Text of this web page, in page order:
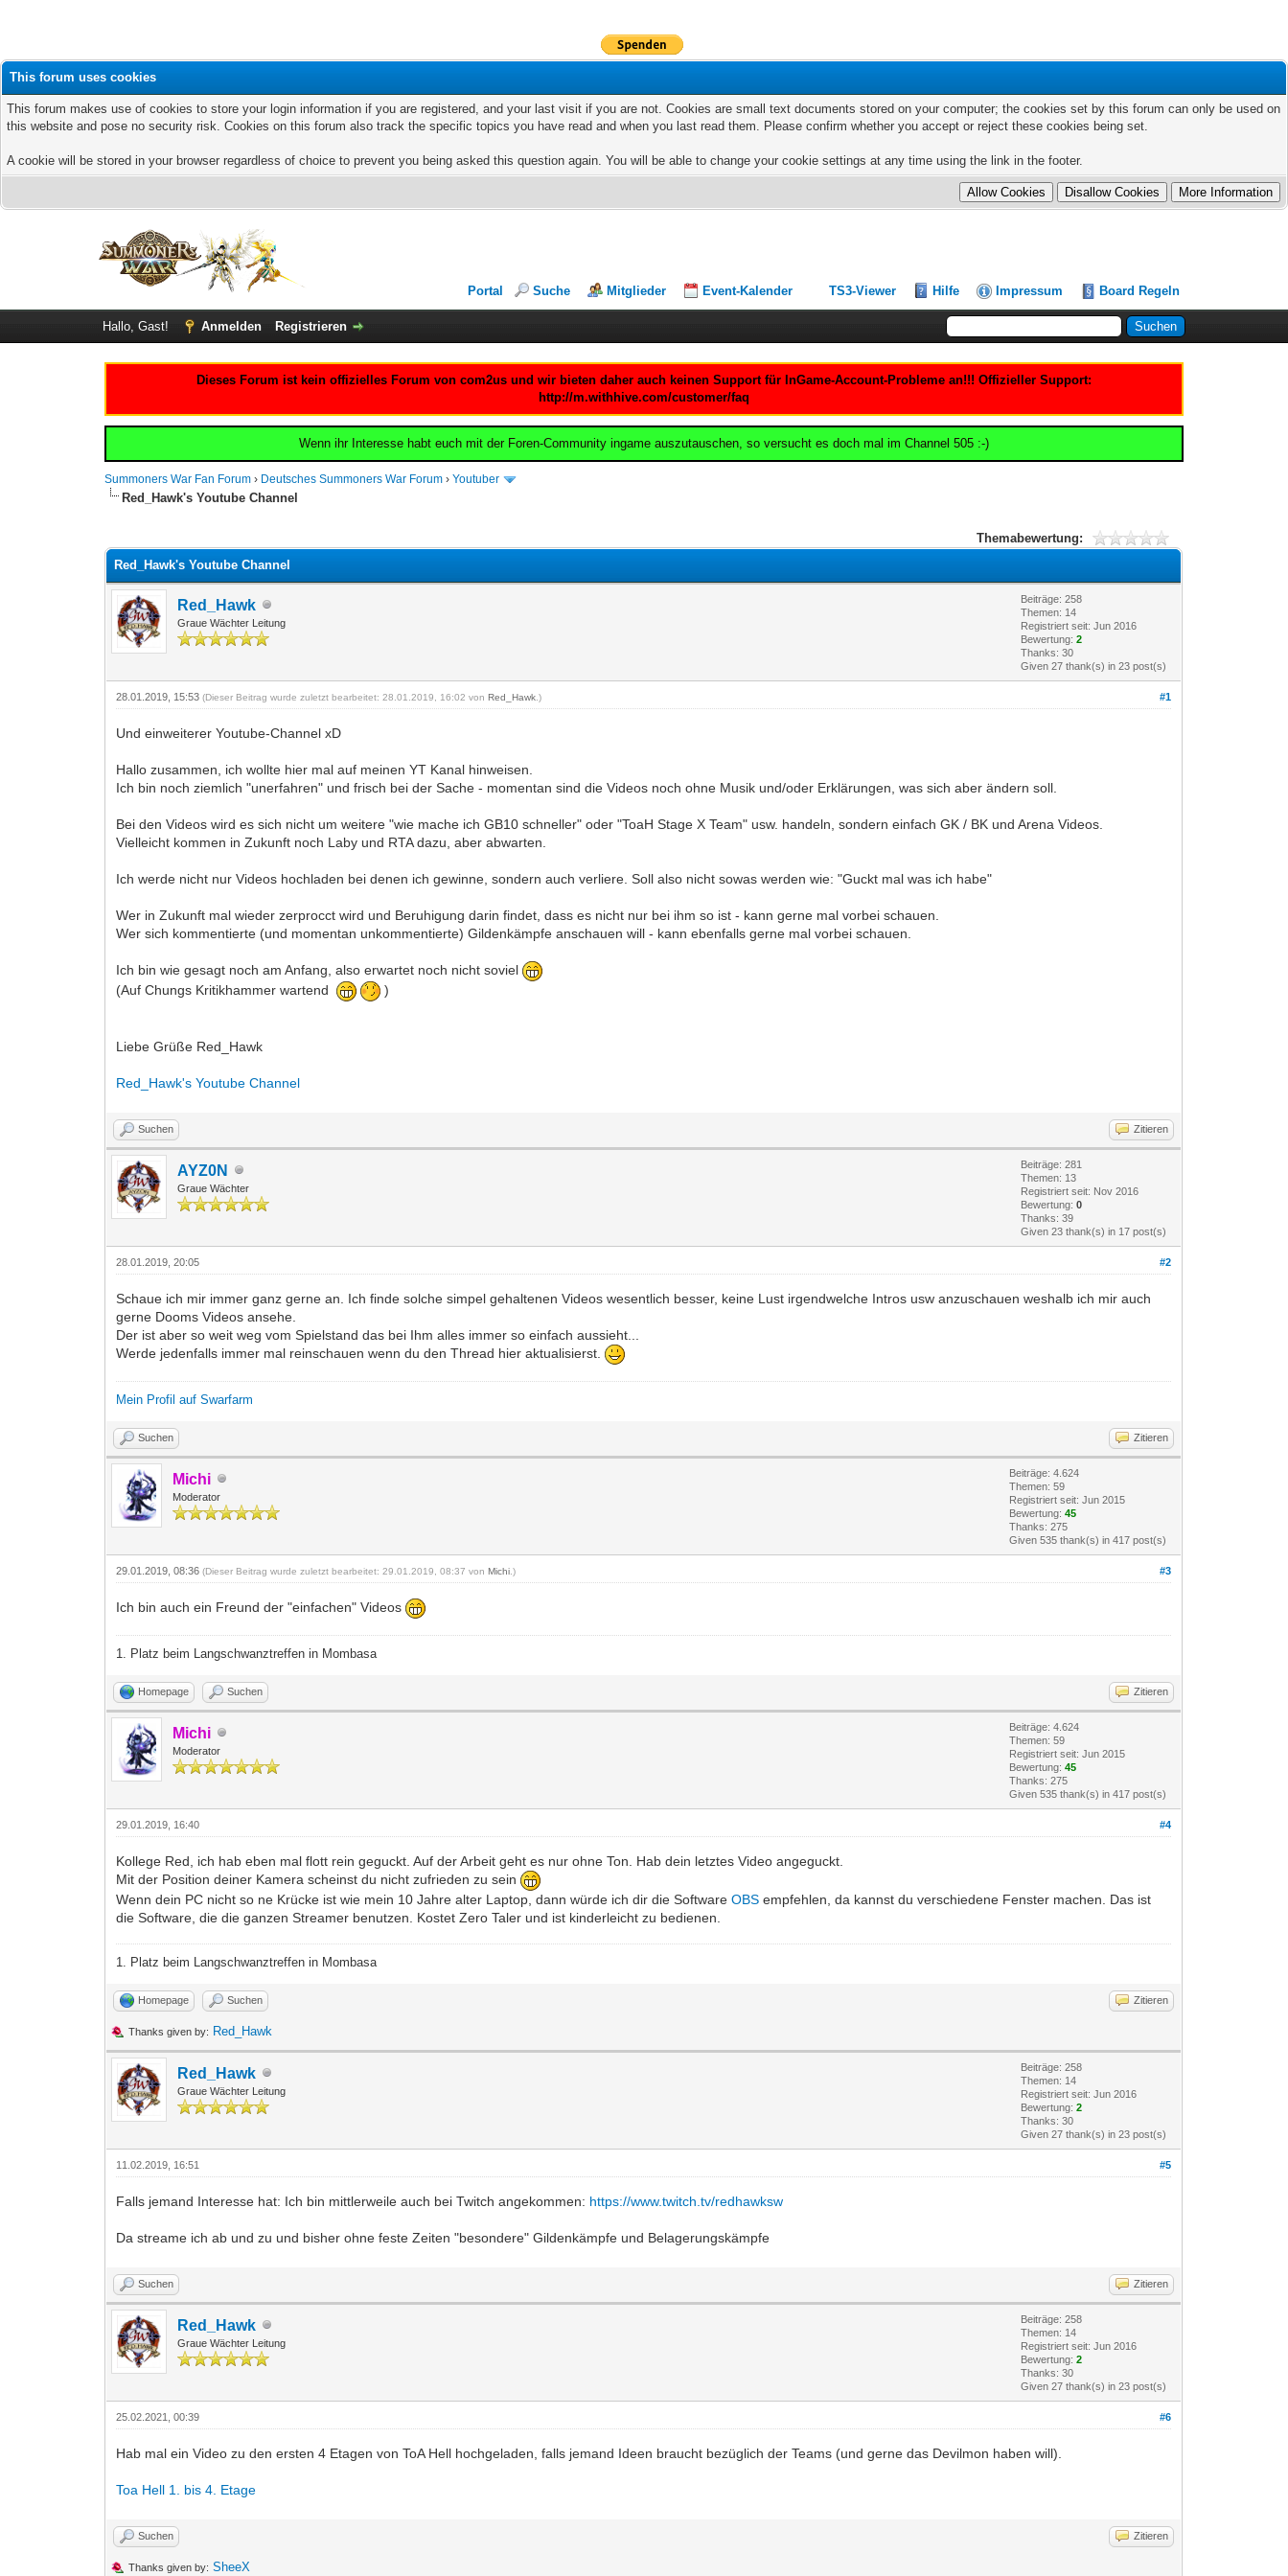
This forum uses cookies
This forum makes use of cookies to store your login information if you are registered, and your last visit if you are not. Cookies are small text documents stored on your computer; the cookies set by this forum can only be used on
this website and pose no security risk. Cookies on this forum also track the specific topics you have read and when you last read them. Please confirm whether you accept or reject these cookies being set.
A cookie will be stored in your browser regardless of choice to prevent you being asked this question again. You will be able to change your cookie settings at any time using the link in the footer.
Portal Suche Mitglieder Event-Kalender TS3-Viewer Hilfe Impressum Board Regeln
Hallo, Gast! Anmelden Registrieren
Dieses Forum ist kein offizielles Forum von com2us und wir bieten daher auch keinen Support für InGame-Account-Probleme an!!! Offizieller Support:
http://m.withhive.com/customer/faq
Wenn ihr Interesse habt euch mit der Foren-Community ingame auszutauschen, so versucht es doch mal im Channel 505 :-)
Summoners War Fan Forum › Deutsches Summoners War Forum ›Youtuber
Red_Hawk's Youtube Channel
Themabewertung:
Red_Hawk's Youtube Channel
Red_Hawk
Graue Wächter Leitung
Beiträge: 258
Themen: 14
Registriert seit: Jun 2016
Bewertung:2
Thanks: 30
Given 27 thank(s) in 23 post(s)
#1
28.01.2019, 15:53(Dieser Beitrag wurde zuletzt bearbeitet: 28.01.2019, 16:02 vonRed_Hawk .)
Und einweiterer Youtube-Channel xD
Hallo zusammen, ich wollte hier mal auf meinen YT Kanal hinweisen.
Ich bin noch ziemlich "unerfahren" und frisch bei der Sache - momentan sind die Videos noch ohne Musik und/oder Erklärungen, was sich aber ändern soll.
Bei den Videos wird es sich nicht um weitere "wie mache ich GB10 schneller" oder "ToaH Stage X Team" usw. handeln, sondern einfach GK / BK und Arena Videos.
Vielleicht kommen in Zukunft noch Laby und RTA dazu, aber abwarten.
Ich werde nicht nur Videos hochladen bei denen ich gewinne, sondern auch verliere. Soll also nicht sowas werden wie: "Guckt mal was ich habe"
Wer in Zukunft mal wieder zerprocct wird und Beruhigung darin findet, dass es nicht nur bei ihm so ist - kann gerne mal vorbei schauen.
Wer sich kommentierte (und momentan unkommentierte) Gildenkämpfe anschauen will - kann ebenfalls gerne mal vorbei schauen.
Ich bin wie gesagt noch am Anfang, also erwartet noch nicht soviel
(Auf Chungs Kritikhammer wartend
)
Liebe Grüße Red_Hawk
Red_Hawk's Youtube Channel
Suchen Zitieren
AYZ0N
Graue Wächter
Beiträge: 281
Themen: 13
Registriert seit: Nov 2016
Bewertung:0
Thanks: 39
Given 23 thank(s) in 17 post(s)
#2
28.01.2019, 20:05
Schaue ich mir immer ganz gerne an. Ich finde solche simpel gehaltenen Videos wesentlich besser, keine Lust irgendwelche Intros usw anzuschauen weshalb ich mir auch
gerne Dooms Videos ansehe.
Der ist aber so weit weg vom Spielstand das bei Ihm alles immer so einfach aussieht...
Werde jedenfalls immer mal reinschauen wenn du den Thread hier aktualisierst.
Mein Profil auf Swarfarm
Suchen Zitieren
Michi
Moderator
Beiträge: 4.624
Themen: 59
Registriert seit: Jun 2015
Bewertung:45
Thanks: 275
Given 535 thank(s) in 417 post(s)
#3
29.01.2019, 08:36(Dieser Beitrag wurde zuletzt bearbeitet: 29.01.2019, 08:37 vonMichi .)
Ich bin auch ein Freund der "einfachen" Videos
1. Platz beim Langschwanztreffen in Mombasa
Homepage Suchen Zitieren
Michi
Moderator
Beiträge: 4.624
Themen: 59
Registriert seit: Jun 2015
Bewertung:45
Thanks: 275
Given 535 thank(s) in 417 post(s)
#4
29.01.2019, 16:40
Kollege Red, ich hab eben mal flott rein geguckt. Auf der Arbeit geht es nur ohne Ton. Hab dein letztes Video angeguckt.
Mit der Position deiner Kamera scheinst du nicht zufrieden zu sein
Wenn dein PC nicht so ne Krücke ist wie mein 10 Jahre alter Laptop, dann würde ich dir die SoftwareOBS empfehlen, da kannst du verschiedene Fenster machen. Das ist
die Software, die die ganzen Streamer benutzen. Kostet Zero Taler und ist kinderleicht zu bedienen.
1. Platz beim Langschwanztreffen in Mombasa
Homepage Suchen Zitieren
Thanks given by: Red_Hawk
Red_Hawk
Graue Wächter Leitung
Beiträge: 258
Themen: 14
Registriert seit: Jun 2016
Bewertung:2
Thanks: 30
Given 27 thank(s) in 23 post(s)
#5
11.02.2019, 16:51
Falls jemand Interesse hat: Ich bin mittlerweile auch bei Twitch angekommen: https://www.twitch.tv/redhawksw
Da streame ich ab und zu und bisher ohne feste Zeiten "besondere" Gildenkämpfe und Belagerungskämpfe
Suchen Zitieren
Red_Hawk
Graue Wächter Leitung
Beiträge: 258
Themen: 14
Registriert seit: Jun 2016
Bewertung:2
Thanks: 30
Given 27 thank(s) in 23 post(s)
#6
25.02.2021, 00:39
Hab mal ein Video zu den ersten 4 Etagen von ToA Hell hochgeladen, falls jemand Ideen braucht bezüglich der Teams (und gerne das Devilmon haben will).
Toa Hell 1. bis 4. Etage
Suchen Zitieren
Thanks given by: SheeX